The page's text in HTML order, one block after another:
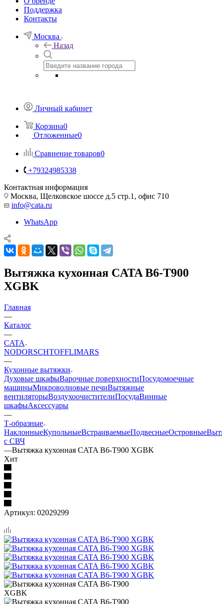
Поддержка
Контакты
Москва
Назад
Личный кабинет
Корзина0
Отложенные0
Сравнение товаров0
+79324985338
Контактная информация
Москва, Щелковское шоссе д.5 стр.1, офис 710
info@cata.ru
WhatsApp
Вытяжка кухонная CATA B6-T900
XGBK
Главная
—
Каталог
—
CATA
NODORSCHTOFFLIMARS
—
Кухонные вытяжки
Духовые шкафыВарочные поверхностиПосудомоечные
машиныМикроволновые печиВытяжные
вентиляторыВоздухоочистителиПосудаВинные
шкафыАксессуары
—
Т-образные
НаклонныеКупольныеВстраиваемыеПодвесныеОстровные
с СВЧ
—Вытяжка кухонная CATA B6-T900 XGBK
Хит
Артикул: 02029299